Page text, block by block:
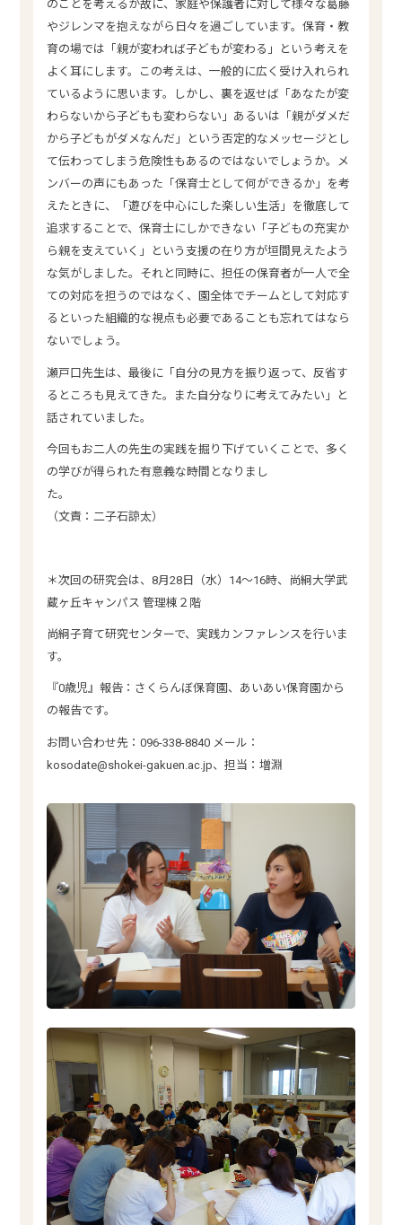
のことを考えるが故に、家庭や保護者に対して様々な葛藤
やジレンマを抱えながら日々を過ごしています。保育・教
育の場では「親が変われば子どもが変わる」という考えを
よく耳にします。この考えは、一般的に広く受け入れられ
ているように思います。しかし、裏を返せば「あなたが変
わらないから子どもも変わらない」あるいは「親がダメだ
から子どもがダメなんだ」という否定的なメッセージとし
て伝わってしまう危険性もあるのではないでしょうか。メ
ンバーの声にもあった「保育士として何ができるか」を考
えたときに、「遊びを中心にした楽しい生活」を徹底して
追求することで、保育士にしかできない「子どもの充実か
ら親を支えていく」という支援の在り方が垣間見えたよう
な気がしました。それと同時に、担任の保育者が一人で全
ての対応を担うのではなく、園全体でチームとして対応す
るといった組織的な視点も必要であることも忘れてはなら
ないでしょう。
瀬戸口先生は、最後に「自分の見方を振り返って、反省す
るところも見えてきた。また自分なりに考えてみたい」と
話されていました。
今回もお二人の先生の実践を掘り下げていくことで、多く
の学びが得られた有意義な時間となりまし
た。
（文責：二子石諒太）
＊次回の研究会は、8月28日（水）14～16時、尚絅大学武
蔵ヶ丘キャンパス 管理棟２階
尚絅子育て研究センターで、実践カンファレンスを行いま
す。
『0歳児』報告：さくらんぼ保育園、あいあい保育園から
の報告です。
お問い合わせ先：096-338-8840 メール：
kosodate@shokei-gakuen.ac.jp、担当：増淵